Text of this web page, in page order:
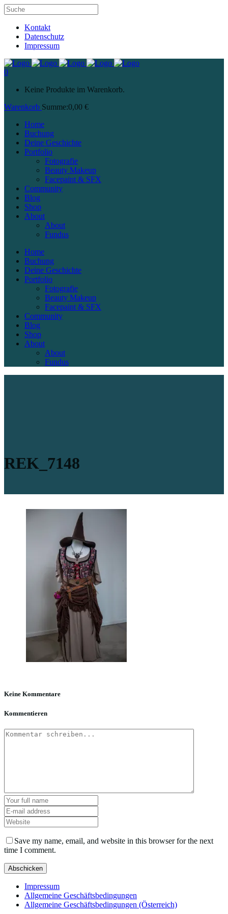
Kontakt
Datenschutz
Impressum
0
Keine Produkte im Warenkorb.
Warenkorb Summe:0,00 €
Home
Buchung
Deine Geschichte
Portfolio
Fotografie
Beauty Makeup
Facepaint & SFX
Community
Blog
Shop
About
About
Fundus
Home
Buchung
Deine Geschichte
Portfolio
Fotografie
Beauty Makeup
Facepaint & SFX
Community
Blog
Shop
About
About
Fundus
REK_7148
Keine Kommentare
Kommentieren
Save my name, email, and website in this browser for the next
time I comment.
Impressum
Allgemeine Geschäftsbedingungen
Allgemeine Geschäftsbedingungen (Österreich)